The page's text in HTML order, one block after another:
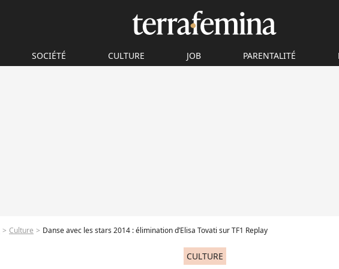
SOCIÉTÉ CULTURE JOB PARENTALITÉ
Culture Danse avec les stars 2014 : élimination d’Elisa Tovati sur TF1 Replay
CULTURE